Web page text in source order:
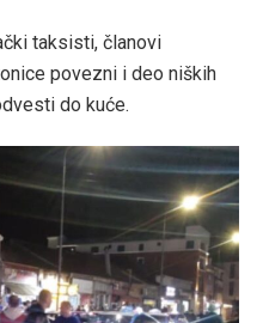
taksisti, članovi
povezni i deo niških
do kuće.